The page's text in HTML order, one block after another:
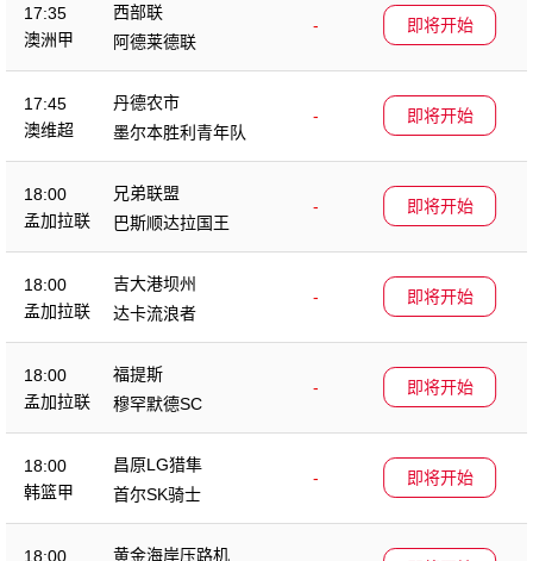
17:35
澳洲甲
西部联
-
阿德莱德联
即将开始
17:45
澳维超
丹德农市
-
墨尔本胜利青年队
即将开始
18:00
孟加拉联
兄弟联盟
-
巴斯顺达拉国王
即将开始
18:00
孟加拉联
吉大港坝州
-
达卡流浪者
即将开始
18:00
孟加拉联
福提斯
-
穆罕默德SC
即将开始
18:00
韩篮甲
昌原LG猎隼
-
首尔SK骑士
即将开始
18:00
黄金海岸压路机